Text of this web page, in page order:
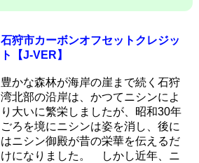
石狩市カーボンオフセットクレジッ
ト【J-VER】
豊かな森林が海岸の崖まで続く石狩
湾北部の沿岸は、かつてニシンによ
り大いに繁栄しましたが、昭和30年
ごろを境にニシンは姿を消し、後に
はニシン御殿が昔の栄華を伝えるだ
けになりました。 しかし近年、ニ